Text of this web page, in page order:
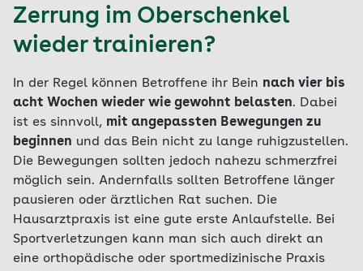
Zerrung im Oberschenkel
wieder trainieren?
In der Regel können Betroffene ihr Bein nach vier bis
acht Wochen wieder wie gewohnt belasten. Dabei
ist es sinnvoll, mit angepassten Bewegungen zu
beginnen und das Bein nicht zu lange ruhigzustellen.
Die Bewegungen sollten jedoch nahezu schmerzfrei
möglich sein. Andernfalls sollten Betroffene länger
pausieren oder ärztlichen Rat suchen. Die
Hausarztpraxis ist eine gute erste Anlaufstelle. Bei
Sportverletzungen kann man sich auch direkt an
eine orthopädische oder sportmedizinische Praxis